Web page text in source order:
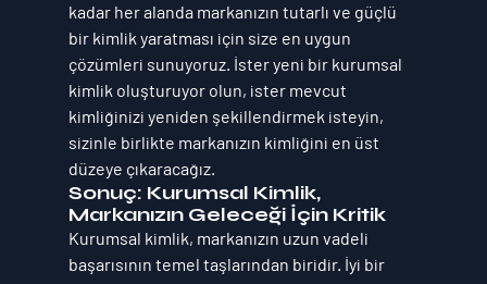
kadar her alanda markanızın tutarlı ve güçlü
bir kimlik yaratması için size en uygun
çözümleri sunuyoruz. İster yeni bir kurumsal
kimlik oluşturuyor olun, ister mevcut
kimliğinizi yeniden şekillendirmek isteyin,
sizinle birlikte markanızın kimliğini en üst
düzeye çıkaracağız.
Sonuç: Kurumsal Kimlik,
Markanızın Geleceği İçin Kritik
Kurumsal kimlik, markanızın uzun vadeli
başarısının temel taşlarından biridir. İyi bir